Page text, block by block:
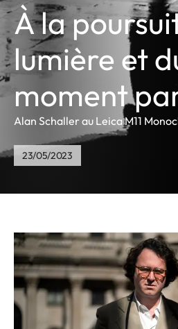
À la
lumière et
moment
Alan Schaller au Leica M11
23/05/2023